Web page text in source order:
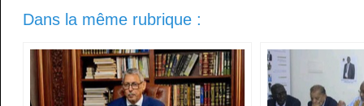
Dans la même rubrique :